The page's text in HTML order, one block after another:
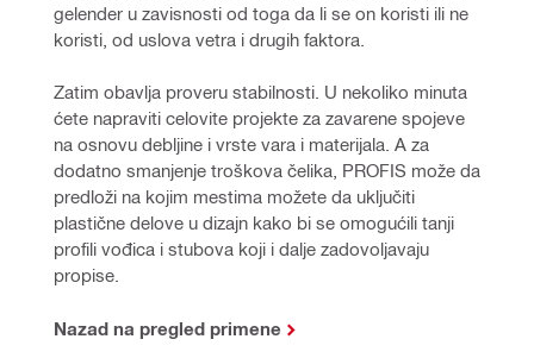
gelender u zavisnosti od toga da li se on koristi ili ne
koristi, od uslova vetra i drugih faktora.
Zatim obavlja proveru stabilnosti. U nekoliko minuta
ćete napraviti celovite projekte za zavarene spojeve
na osnovu debljine i vrste vara i materijala. A za
dodatno smanjenje troškova čelika, PROFIS može da
predloži na kojim mestima možete da uključiti
plastične delove u dizajn kako bi se omogućili tanji
profili vođica i stubova koji i dalje zadovoljavaju
propise.
Nazad na pregled primene